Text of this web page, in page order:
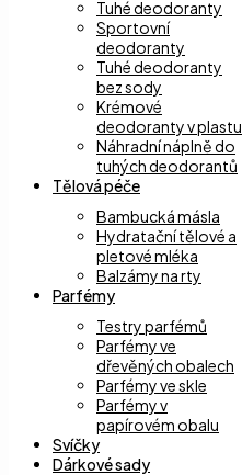
Tuhé deodoranty
Sportovní
deodoranty
Tuhé deodoranty
bez sody
Krémové
deodoranty v plastu
Náhradní náplně do
tuhých deodorantů
Tělová péče
Bambucká másla
Hydratační tělové a
pletové mléka
Balzámy na rty
Parfémy
Testry parfémů
Parfémy ve
dřevěných obalech
Parfémy ve skle
Parfémy v
papírovém obalu
Svíčky
Dárkové sady